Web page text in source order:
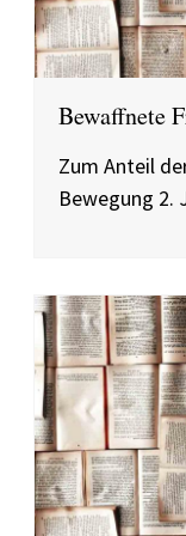
Bewaffnete
Zum Anteil
Bewegung 2.